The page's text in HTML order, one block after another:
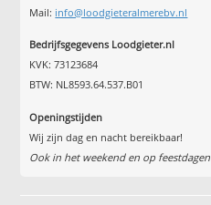
Mail: info@loodgieteralmerebv.nl
Bedrijfsgegevens Loodgieter.nl
KVK: 73123684
BTW: NL8593.64.537.B01
Openingstijden
Wij zijn dag en nacht bereikbaar!
Ook in het weekend en op feestdagen